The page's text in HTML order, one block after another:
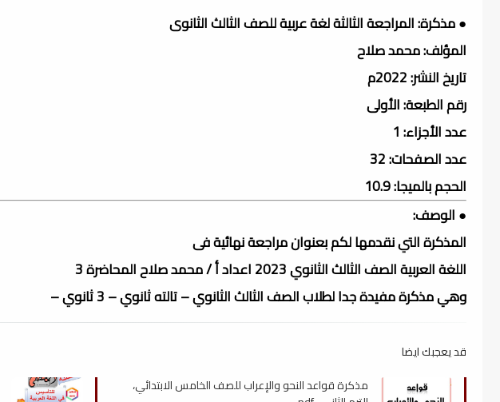
● مذكرة: المراجعة الثالثة لغة عربية للصف الثالث الثانوى
المؤلف: محمد صلاح
تاريخ النشر: 2022م
رقم الطبعة: الأولى
عدد الأجزاء: 1
عدد الصفحات: 32
الحجم بالميجا: 10.9
● الوصف:
المذكرة التي نقدمها لكم بعنوان مراجعة نهائية فى
اللغة العربية الصف الثالث الثانوي 2023 اعداد أ / محمد صلاح المحاضرة 3
وهي مذكرة مفيدة جدا لطلاب الصف الثالث الثانوي – تالته ثانوي – 3 ثانوي –
قد يعجبك ايضا
مذكرة قواعد النحو والإعراب للصف الخامس الابتدائي،